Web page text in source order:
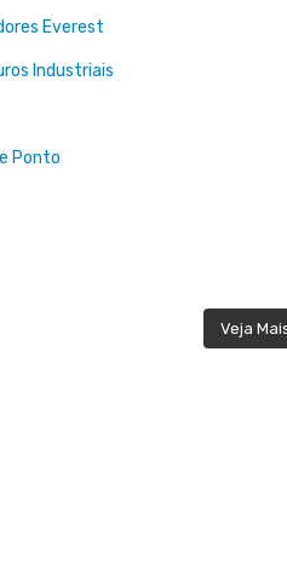
Everest
Industriais
Ponto
Veja